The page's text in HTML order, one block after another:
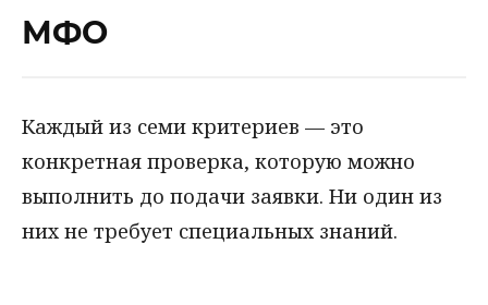
МФО
Каждый из семи критериев — это
конкретная проверка, которую можно
выполнить до подачи заявки. Ни один из
них не требует специальных знаний.